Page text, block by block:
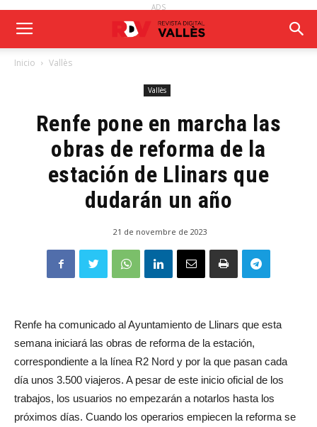
ADS
Inicio Vallès
Vallès
Renfe pone en marcha las
obras de reforma de la
estación de Llinars que
dudarán un año
21 de novembre de 2023
Renfe ha comunicado al Ayuntamiento de Llinars que esta
semana iniciará las obras de reforma de la estación,
correspondiente a la línea R2 Nord y por la que pasan cada
día unos 3.500 viajeros. A pesar de este inicio oficial de los
trabajos, los usuarios no empezarán a notarlos hasta los
próximos días. Cuando los operarios empiecen la reforma se